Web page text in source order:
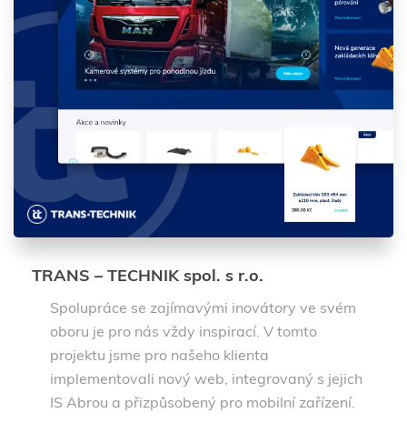
TRANS – TECHNIK spol. s r.o.
Spolupráce se zajímavými inovátory ve svém
oboru je pro nás vždy inspirací. V tomto
projektu jsme pro našeho klienta
implementovali nový web, integrovaný s jejich
IS Abrou a přizpůsobený pro mobilní zařízení.